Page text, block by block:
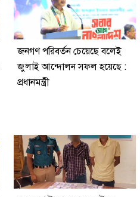
জনগণ পরিবর্তন চেয়েছে বলেই
জুলাই আন্দোলন সফল হয়েছে :
প্রধানমন্ত্রী